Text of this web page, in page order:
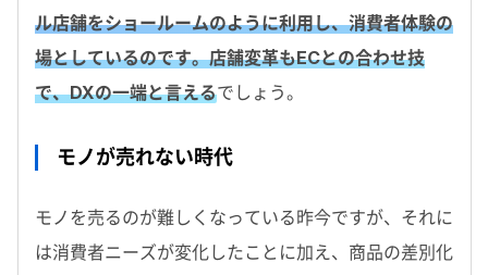
ル店舗をショールームのように利用し、消費者体験の
場としているのです。店舗変革もECとの合わせ技
で、DXの一端と言えるでしょう。
モノが売れない時代
モノを売るのが難しくなっている昨今ですが、それに
は消費者ニーズが変化したことに加え、商品の差別化